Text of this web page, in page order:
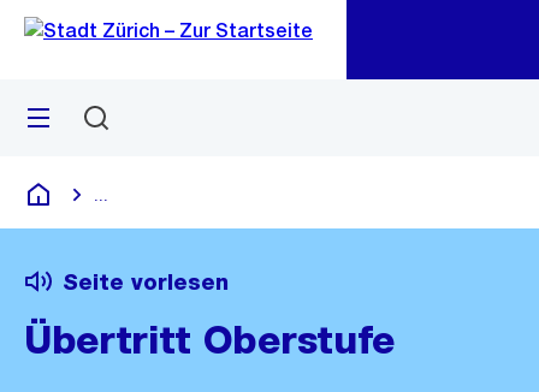
Navigation
Sprunglink
Menü
Deutsch
Seite vorlesen
Übertritt Oberstufe